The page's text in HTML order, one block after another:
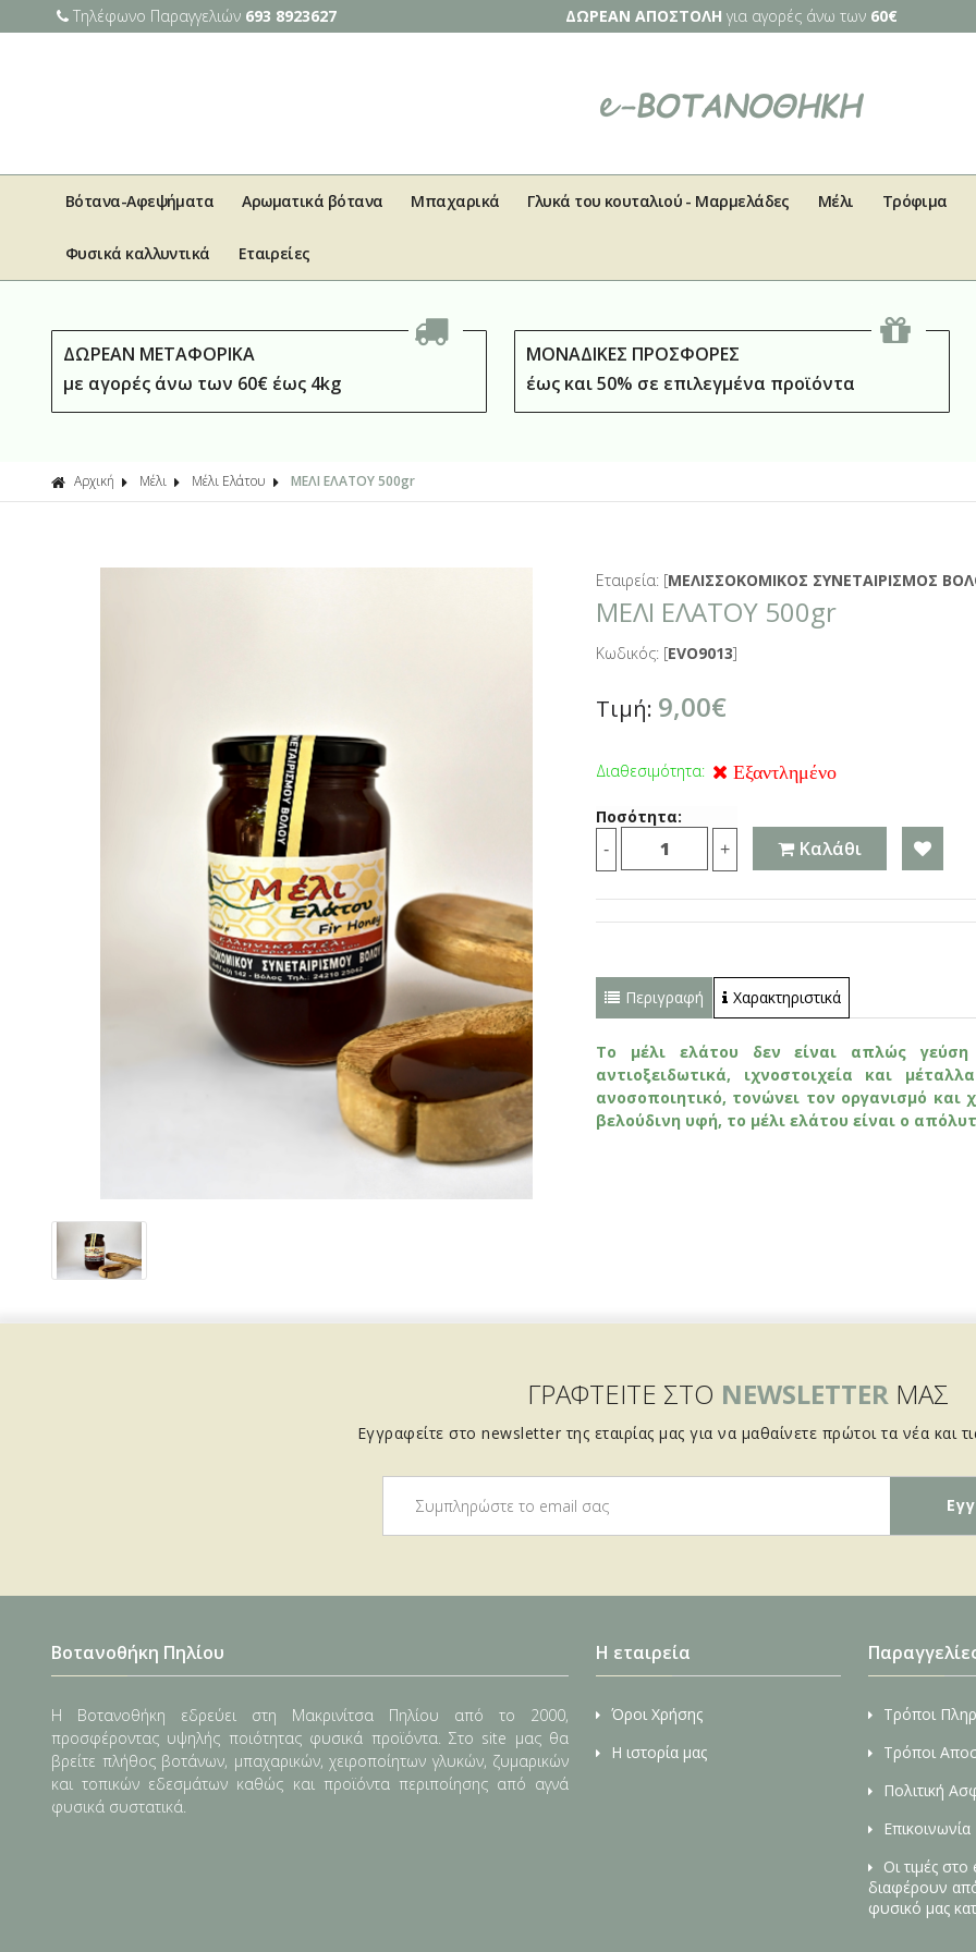
Τηλέφωνο Παραγγελιών 693 8923627 ΔΩΡΕΑΝ ΑΠΟΣΤΟΛΗ για αγορές άνω των 60€
Βότανα-Αφεψήματα Αρωματικά βότανα Μπαχαρικά Γλυκά του κουταλιού - Μαρμελάδες Μέλι Τρόφιμα
Φυσικά καλλυντικά Εταιρείες
ΔΩΡΕΑΝ ΜΕΤΑΦΟΡΙΚΑ
με αγορές άνω των 60€ έως 4kg
ΜΟΝΑΔΙΚΕΣ ΠΡΟΣΦΟΡΕΣ
έως και 50% σε επιλεγμένα προϊόντα
Αρχική Μέλι Μέλι Ελάτου ΜΕΛΙ ΕΛΑΤΟΥ 500gr
Εταιρεία: [ΜΕΛΙΣΣΟΚΟΜΙΚΟΣ ΣΥΝΕΤΑΙΡΙΣΜΟΣ
ΜΕΛΙ ΕΛΑΤΟΥ 500gr
Κωδικός: [EVO9013]
Τιμή: 9,00€
Διαθεσιμότητα: Εξαντλημένο
Ποσότητα:
- + Καλάθι
Περιγραφή Χαρακτηριστικά
Tο μέλι ελάτου δεν είναι απλώς
αντιοξειδωτικά, ιχνοστοιχεία και
ανοσοποιητικό, τονώνει τον οργανισμό και
βελούδινη υφή, το μέλι ελάτου είναι ο
ΓΡΑΦΤΕΙΤΕ ΣΤΟ NEWSLETTERΜΑΣ
Εγγραφείτε στο newsletter της εταιρίας μας για να μαθαίνετε πρώτοι τα νέα και
Βοτανοθήκη Πηλίου
Η Βοτανοθήκη εδρεύει στη Μακρινίτσα Πηλίου από το 2000,
προσφέροντας υψηλής ποιότητας φυσικά προϊόντα. Στο site μας θα
βρείτε πλήθος βοτάνων, μπαχαρικών, χειροποίητων γλυκών, ζυμαρικών
και τοπικών εδεσμάτων καθώς και προϊόντα περιποίησης από αγνά
φυσικά συστατικά.
Η εταιρεία
Όροι Χρήσης
Η ιστορία μας
Τρόποι
Τρόποι
Πολιτική
Επικοινωνία
Οι τιμές
διαφέρουν από
φυσικό μας